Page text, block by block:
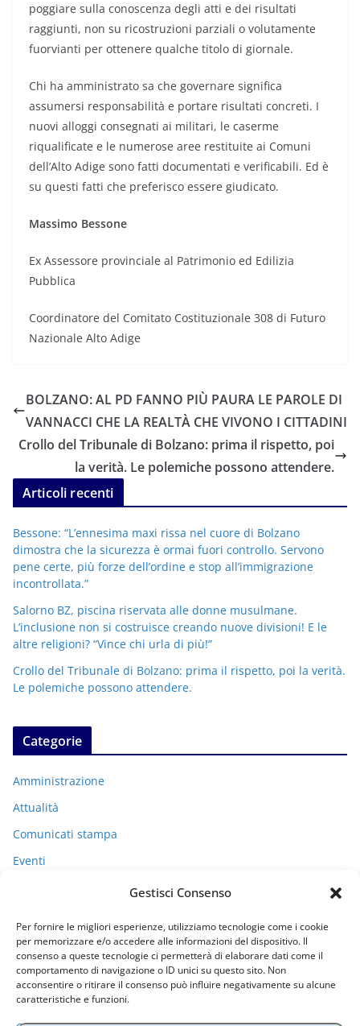
Gestisci Consenso
Per fornire le migliori esperienze, utilizziamo tecnologie come i cookie
per memorizzare e/o accedere alle informazioni del dispositivo. Il
consenso a queste tecnologie ci permetterà di elaborare dati come il
comportamento di navigazione o ID unici su questo sito. Non
acconsentire o ritirare il consenso può influire negativamente su alcune
caratteristiche e funzioni.
poggiare sulla conoscenza degli atti e dei risultati
raggiunti, non su ricostruzioni parziali o volutamente
fuorvianti per ottenere qualche titolo di giornale.
Chi ha amministrato sa che governare significa
assumersi responsabilità e portare risultati concreti. I
nuovi alloggi consegnati ai militari, le caserme
riqualificate e le numerose aree restituite ai Comuni
dell’Alto Adige sono fatti documentati e verificabili. Ed è
su questi fatti che preferisco essere giudicato.
Massimo Bessone
Ex Assessore provinciale al Patrimonio ed Edilizia
Pubblica
Coordinatore del Comitato Costituzionale 308 di Futuro
Nazionale Alto Adige
BOLZANO: AL PD FANNO PIÙ PAURA LE PAROLE DI
VANNACCI CHE LA REALTÀ CHE VIVONO I CITTADINI
Crollo del Tribunale di Bolzano: prima il rispetto, poi
la verità. Le polemiche possono attendere.
Articoli recenti
Bessone: “L’ennesima maxi rissa nel cuore di Bolzano
dimostra che la sicurezza è ormai fuori controllo. Servono
pene certe, più forze dell’ordine e stop all’immigrazione
incontrollata.”
Salorno BZ, piscina riservata alle donne musulmane.
L’inclusione non si costruisce creando nuove divisioni! E le
altre religioni? “Vince chi urla di più!”
Crollo del Tribunale di Bolzano: prima il rispetto, poi la verità.
Le polemiche possono attendere.
Categorie
Amministrazione
Attualità
Comunicati stampa
Eventi
Uncategorized
Archivi